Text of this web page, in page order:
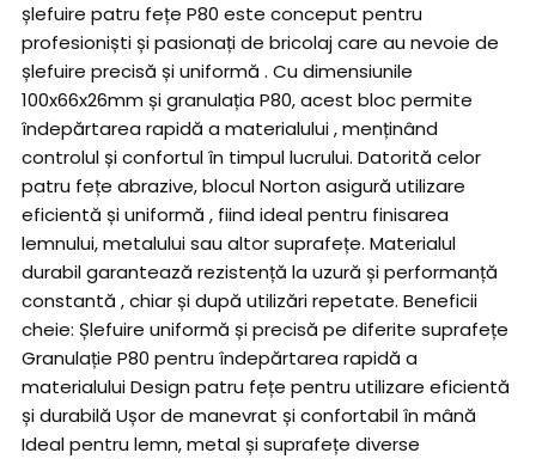
șlefuire patru fețe P80 este conceput pentru
profesioniști și pasionați de bricolaj care au nevoie de
șlefuire precisă și uniformă . Cu dimensiunile
100x66x26mm și granulația P80, acest bloc permite
îndepărtarea rapidă a materialului , menținând
controlul și confortul în timpul lucrului. Datorită celor
patru fețe abrazive, blocul Norton asigură utilizare
eficientă și uniformă , fiind ideal pentru finisarea
lemnului, metalului sau altor suprafețe. Materialul
durabil garantează rezistență la uzură și performanță
constantă , chiar și după utilizări repetate. Beneficii
cheie: Șlefuire uniformă și precisă pe diferite suprafețe
Granulație P80 pentru îndepărtarea rapidă a
materialului Design patru fețe pentru utilizare eficientă
și durabilă Ușor de manevrat și confortabil în mână
Ideal pentru lemn, metal și suprafețe diverse